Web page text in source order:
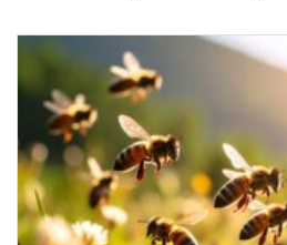
okoliš iz Strateškog
poljoprivredne politike
Hrvatske 2023. – 2027.